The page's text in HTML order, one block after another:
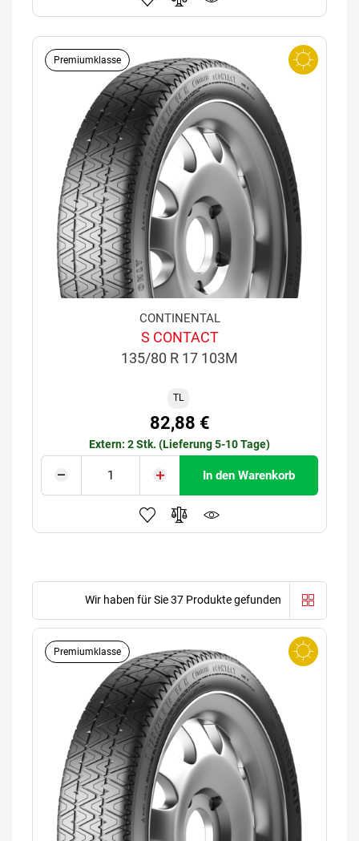
Premiumklasse
CONTINENTAL
S CONTACT
135/80 R 17 103M
TL
82,88 €
Extern: 2 Stk. (Lieferung 5-10 Tage)
In den Warenkorb
Wir haben für Sie 37 Produkte gefunden
Premiumklasse